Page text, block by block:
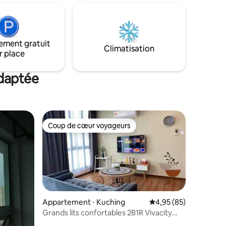
souffle
de
parking
de
施 ，露台 entièrement cuisine,
équipement de la salle de sport interne,
balcon 徒步可抵达NSK超市， ，餐馆，便
supermarché Nsk, des restaurants 徒步
5-10分钟抵达轻快铁站，4站到双子塔，热
gratuit
place
Climatisation
Coup de cœur voyageurs
Coup de cœur voyageurs
Appartement ⋅ Kuching Évaluation moyenne
4,95 (85)
Grands lits confortables 2B1R Vivacity